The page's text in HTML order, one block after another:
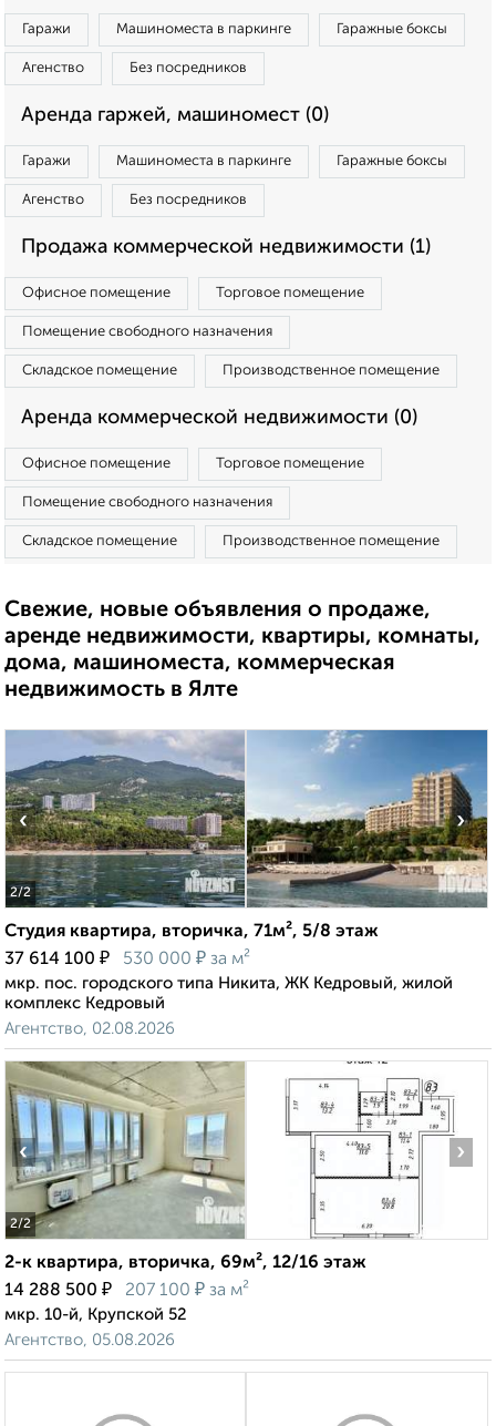
Гаражи Машиноместа в паркинге Гаражные боксы
Агенство Без посредников
Аренда гаржей, машиномест (0)
Гаражи Машиноместа в паркинге Гаражные боксы
Агенство Без посредников
Продажа коммерческой недвижимости (1)
Офисное помещение Торговое помещение
Помещение свободного назначения
Складское помещение Производственное помещение
Аренда коммерческой недвижимости (0)
Офисное помещение Торговое помещение
Помещение свободного назначения
Складское помещение Производственное помещение
Свежие, новые объявления о продаже,
аренде недвижимости, квартиры, комнаты,
дома, машиноместа, коммерческая
недвижимость в Ялте
2/2
‹ ›
Студия квартира, вторичка, 71м², 5/8 этаж
37 614 100 ₽ 530 000 ₽ за м²
мкр. пос. городского типа Никита, ЖК Кедровый, жилой
комплекс Кедровый
Агентство, 02.08.2026
2/2
‹ ›
2-к квартира, вторичка, 69м², 12/16 этаж
14 288 500 ₽ 207 100 ₽ за м²
мкр. 10-й, Крупской 52
Агентство, 05.08.2026